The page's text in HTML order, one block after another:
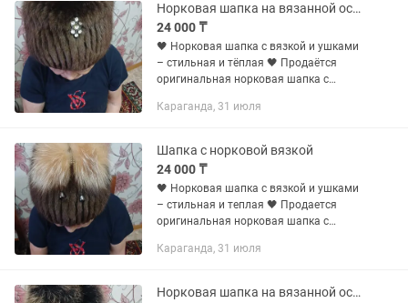
Норковая шапка на вязанной основе
24 000 ₸
🖤 Норковая шапка с вязкой и ушками
– стильная и тёплая 🖤 Продаётся
оригинальная норковая шапка с
аккуратными ушками и
выглядит очень эффектно и...
Караганда, 31 июля
Шапка с норковой вязкой
24 000 ₸
🖤 Норковая шапка с вязкой и ушками
– стильная и теплая 🖤 Продается
оригинальная норковая шапка с
аккуратными ушками и
выглядит очень эффектно и...
Караганда, 31 июля
Норковая шапка на вязанной основе